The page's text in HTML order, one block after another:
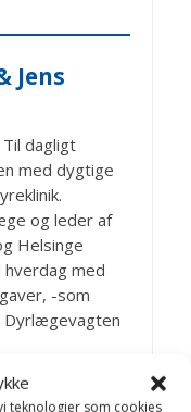
teknologier som cookies
Jens
dagligt
med dygtige
og leder af
Helsinge
med
-som
Dyrlægevagten